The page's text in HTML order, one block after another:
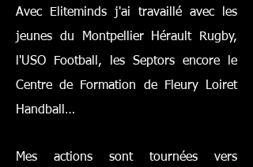
Avec Eliteminds j'ai travaillé avec les
jeunes du Montpellier Hérault Rugby,
l'USO Football, les Septors encore le
Centre de Formation de Fleury Loiret
Handball …
Mes actions sont tournées vers